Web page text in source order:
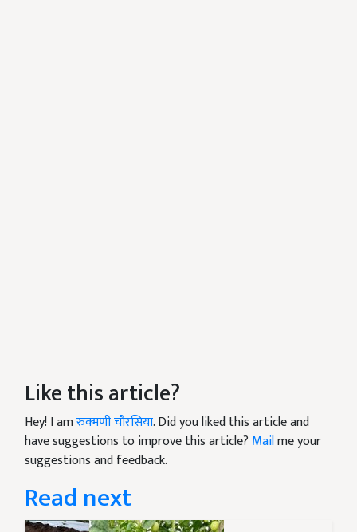
Like this article?
Hey! I amरुक्मणी चौरसिया. Did you liked this article and
have suggestions to improve this article? Mailme your
suggestions and feedback.
Read next